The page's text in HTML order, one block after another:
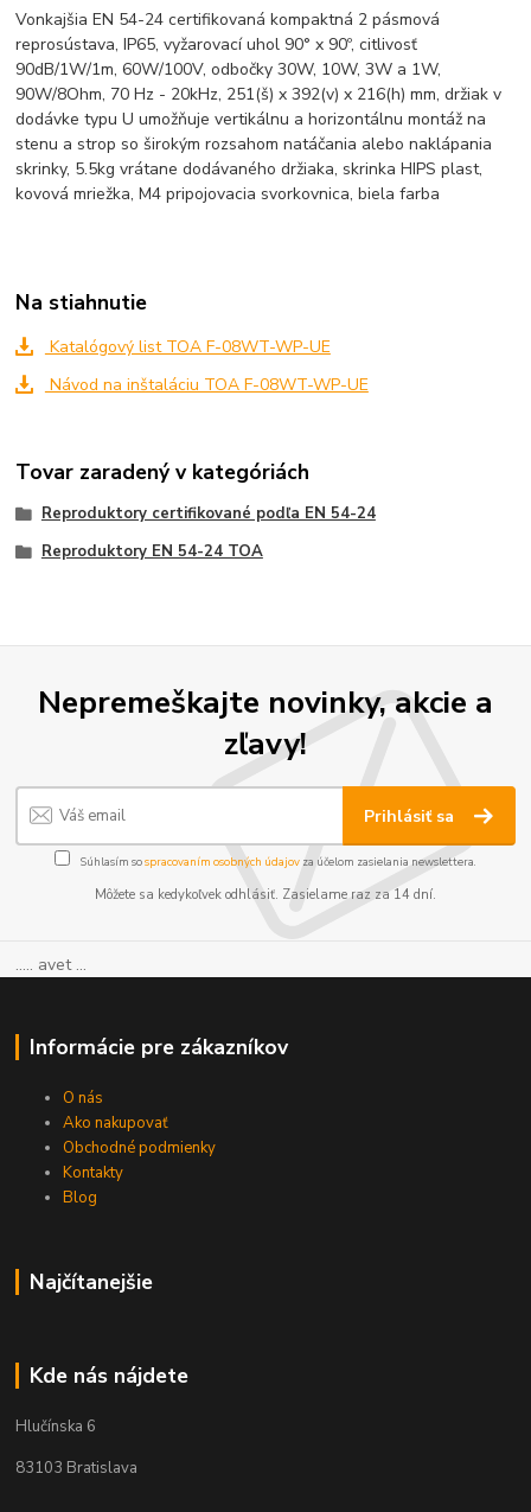
Vonkajšia EN 54-24 certifikovaná kompaktná 2 pásmová
reprosústava, IP65, vyžarovací uhol 90° x 90º, citlivosť
90dB/1W/1m, 60W/100V, odbočky 30W, 10W, 3W a 1W,
90W/8Ohm, 70 Hz - 20kHz, 251(š) x 392(v) x 216(h) mm, držiak v
dodávke typu U umožňuje vertikálnu a horizontálnu montáž na
stenu a strop so širokým rozsahom natáčania alebo naklápania
skrinky, 5.5kg vrátane dodávaného držiaka, skrinka HIPS plast,
kovová mriežka, M4 pripojovacia svorkovnica, biela farba
Na stiahnutie
Katalógový list TOA F-08WT-WP-UE
Návod na inštaláciu TOA F-08WT-WP-UE
Tovar zaradený v kategóriách
Reproduktory certifikované podľa EN 54-24
Reproduktory EN 54-24 TOA
Nepremeškajte novinky, akcie a
zľavy!
Prihlásiť sa
Súhlasím sospracovaním osobných údajov za účelom zasielania newslettera.
Môžete sa kedykoľvek odhlásiť. Zasielame raz za 14 dní.
..... avet ...
Informácie pre zákazníkov
O nás
Ako nakupovať
Obchodné podmienky
Kontakty
Blog
Najčítanejšie
Kde nás nájdete
Hlučínska 6
83103 Bratislava